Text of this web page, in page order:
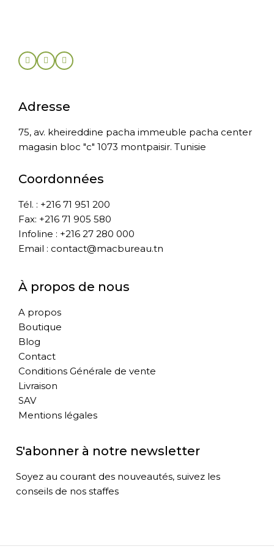
Adresse
75, av. kheireddine pacha immeuble pacha center
magasin bloc "c" 1073 montpaisir. Tunisie
Coordonnées
Tél. : +216 71 951 200
Fax: +216 71 905 580
Infoline : +216 27 280 000
Email : contact@macbureau.tn
À propos de nous
A propos
Boutique
Blog
Contact
Conditions Générale de vente
Livraison
SAV
Mentions légales
S'abonner à notre newsletter
Soyez au courant des nouveautés, suivez les
conseils de nos staffes